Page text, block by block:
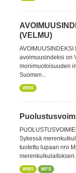
(VELMU)
avoimuusindeksi on
monimuotoisuuden
Suomen...
WMS
Sykessä
tuotettu lupaan nro
WMS WFS